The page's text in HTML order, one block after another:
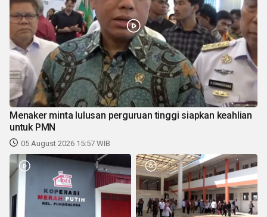
Menaker minta lulusan perguruan tinggi siapkan keahlian
untuk PMN
05 August 2026 15:57 WIB